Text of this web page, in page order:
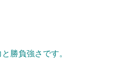
勝負強さです。